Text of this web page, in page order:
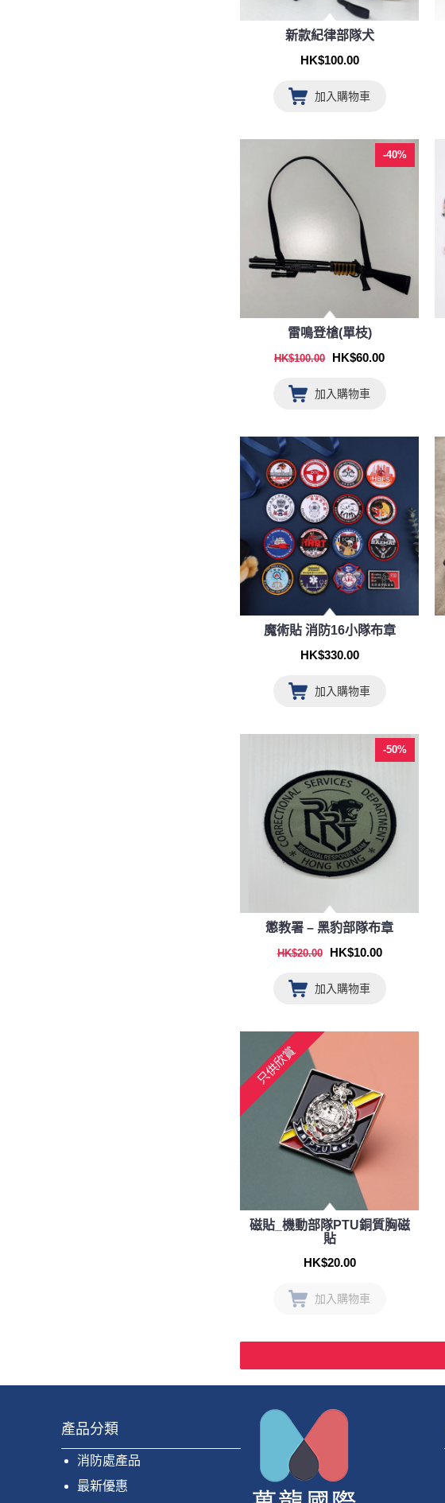
新款紀律部隊犬
HK$100.00
加入購物車
-40%
雷鳴登槍(單枝)
HK$100.00 HK$60.00
加入購物車
魔術貼 消防16小隊布章
HK$330.00
加入購物車
-50%
懲教署 – 黑豹部隊布章
HK$20.00 HK$10.00
加入購物車
只供欣賞
磁貼_機動部隊PTU銅質胸磁
貼
HK$20.00
加入購物車
產品分類
消防處產品
最新優惠